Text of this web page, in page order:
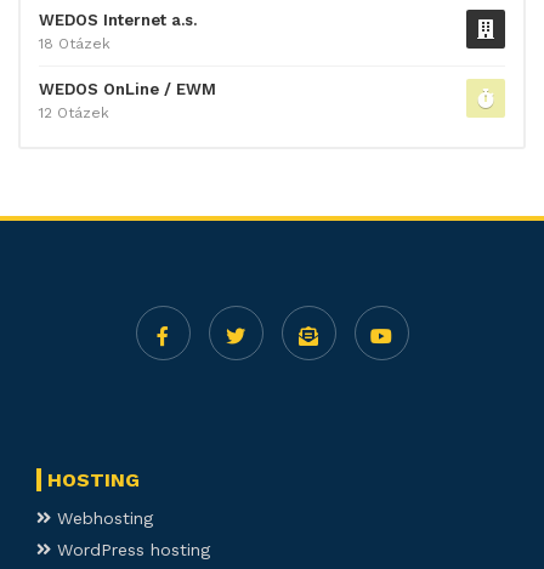
WEDOS Internet a.s.
18 Otázek
WEDOS OnLine / EWM
12 Otázek
HOSTING
Webhosting
WordPress hosting